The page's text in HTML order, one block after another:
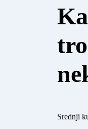
Srednji